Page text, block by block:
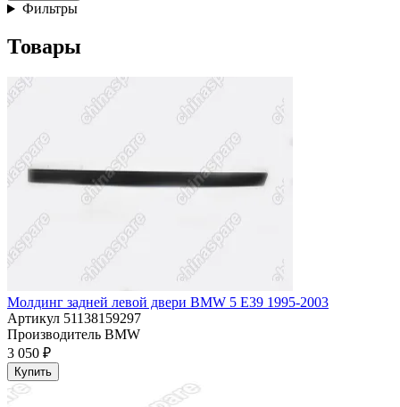
Фильтры
Товары
Молдинг задней левой двери BMW 5 E39 1995-2003
Артикул 51138159297
Производитель BMW
3 050 ₽
Купить